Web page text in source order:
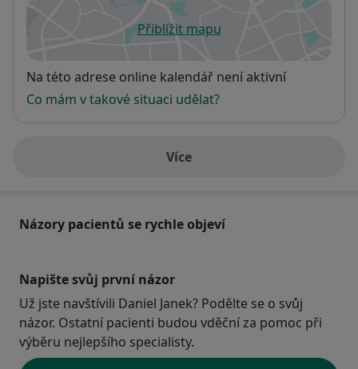
Přiblížit mapuse otevře v nové záložce
Dostupnost
Na této adrese online kalendář není aktivní
Co mám v takové situaci udělat?
Víceo adrese
Názory pacientů se rychle objeví
Napište svůj první názor
Už jste navštívili Daniel Janek? Podělte se o svůj
názor. Ostatní pacienti budou vděční za pomoc při
výběru nejlepšího specialisty.